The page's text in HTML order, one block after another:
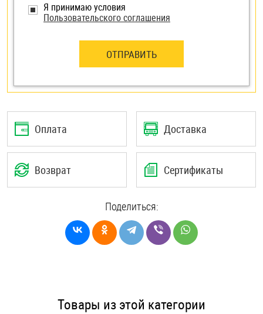
Я принимаю условия
Пользовательского соглашения
ОТПРАВИТЬ
Оплата Доставка
Возврат Сертификаты
Поделиться:
Товары из этой категории